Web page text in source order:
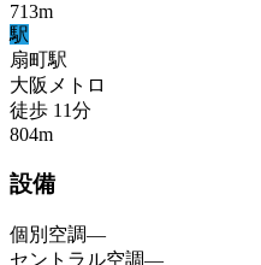
713m
駅
扇町駅
大阪メトロ
徒歩 11分
804m
設備
個別空調—
セントラル空調—